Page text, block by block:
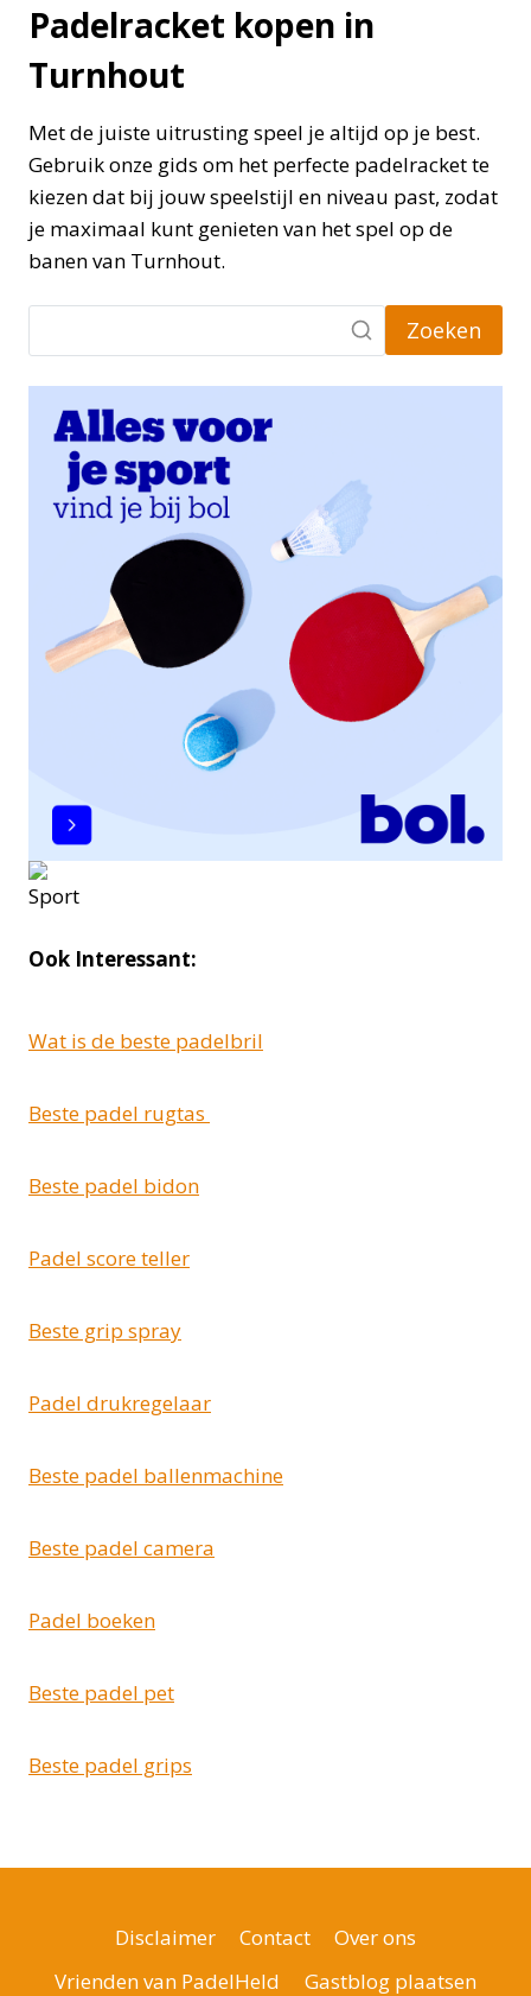
Padelracket kopen in
Turnhout
Met de juiste uitrusting speel je altijd op je best.
Gebruik onze gids om het perfecte padelracket te
kiezen dat bij jouw speelstijl en niveau past, zodat
je maximaal kunt genieten van het spel op de
banen van Turnhout.
Zoeken
Ook Interessant:
Wat is de beste padelbril
Beste padel rugtas
Beste padel bidon
Padel score teller
Beste grip spray
Padel drukregelaar
Beste padel ballenmachine
Beste padel camera
Padel boeken
Beste padel pet
Beste padel grips
Disclaimer Contact
Over ons
Vrienden van PadelHeld
Gastblog plaatsen